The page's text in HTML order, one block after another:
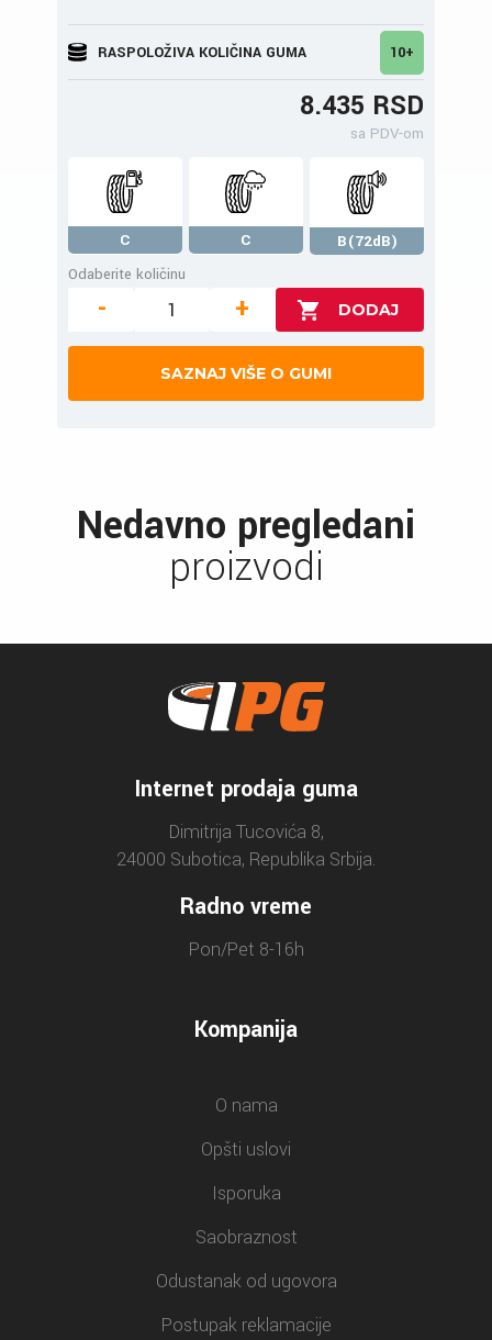
RASPOLOŽIVA KOLIČINA GUMA 10+
8.435 RSD
sa PDV-om
C C
B(72dB)
Odaberite količinu
- +
SAZNAJ VIŠE O GUMI
Nedavno pregledani
proizvodi
Internet prodaja guma
Dimitrija Tucovića 8,
24000 Subotica, Republika Srbija.
Radno vreme
Pon/Pet 8-16h
Kompanija
O nama
Opšti uslovi
Isporuka
Saobraznost
Odustanak od ugovora
Postupak reklamacije